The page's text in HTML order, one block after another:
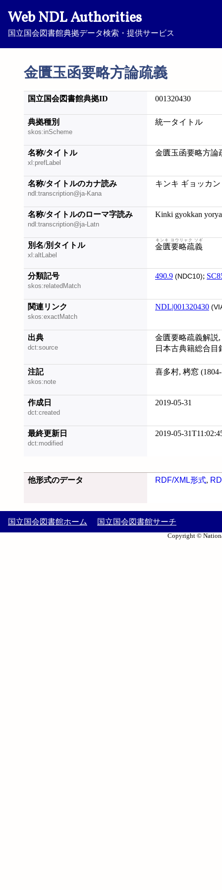
Web NDL Authorities
国立国会図書館典拠データ検索・提供サービス
金匱玉函要略方論疏義
国立国会図書館典拠ID 001320430
典拠種別
skos:inScheme
統一タイトル
名称/タイトル
xl:prefLabel
金匱玉函要略方論
名称/タイトルのカナ読み
ndl:transcription@ja-Kana
キンキ ギョッカ
名称/タイトルのローマ字読み
ndl:transcription@ja-Latn
Kinki gyokkan
別名/別タイトル
xl:altLabel
金匱要略疏義
キンキ ヨウリャク ソギ
分類記号
skos:relatedMatch
490.9 (NDC10);
関連リンク
skos:exactMatch
NDL|001320430
出典
dct:source
金匱要略疏義解説,
日本古典籍総合目
注記
skos:note
喜多村, 栲窓
作成日
dct:created
2019-05-31
最終更新日
dct:modified
2019-05-
他形式のデータ RDF/XML形式,
国立国会図書館ホーム 国立国会図書館サーチ
Copyright ©